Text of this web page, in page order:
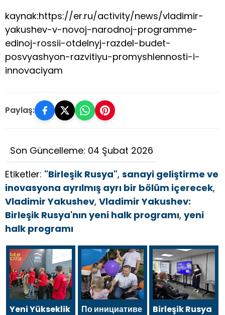
kaynak:https://er.ru/activity/news/vladimir-
yakushev-v-novoj-narodnoj-programme-
edinoj-rossii-otdelnyj-razdel-budet-
posvyashyon-razvitiyu-promyshlennosti-i-
innovaciyam
Paylaş:
Son Güncelleme: 04 Şubat 2026
Etiketler: "Birleşik Rusya", sanayi geliştirme ve
inovasyona ayrılmış ayrı bir bölüm içerecek,
Vladimir Yakushev, Vladimir Yakushev:
Birleşik Rusya'nın yeni halk programı, yeni
halk programı
Yeni Yükseklik
По инициативе
Birleşik Rusya